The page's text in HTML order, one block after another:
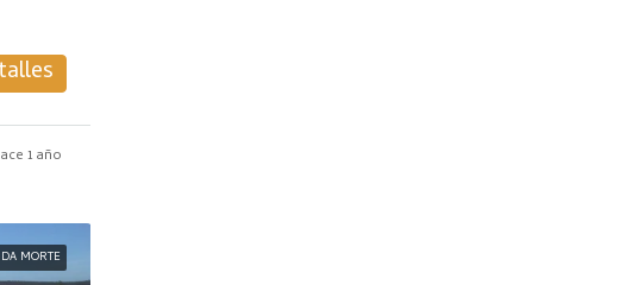
1 año
MORTE